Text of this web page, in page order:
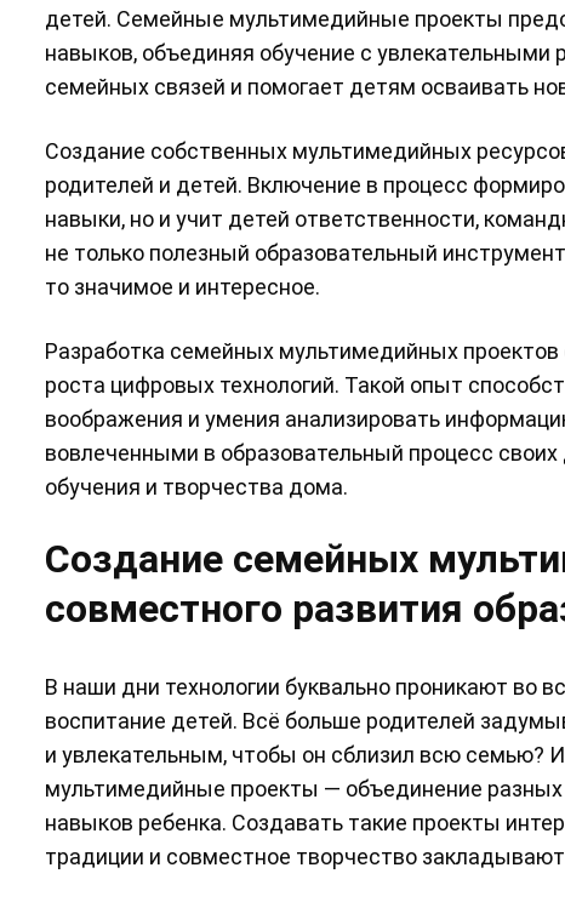
детей. Семейные мультимедийные проекты
навыков, объединяя обучение с
семейных связей и помогает детям осваивать
Создание собственных мультимедийных
родителей и детей. Включение в процесс
навыки, но и учит детей ответственности,
не только полезный образовательный
то значимое и интересное.
Разработка семейных мультимедийных проектов
роста цифровых технологий. Такой опыт
воображения и умения анализировать
вовлеченными в образовательный процесс
обучения и творчества дома.
Создание семейных
совместного развития
В наши дни технологии буквально проникают во
воспитание детей. Всё больше родителей
и увлекательным, чтобы он сблизил всю семью?
мультимедийные проекты — объединение
навыков ребенка. Создавать такие проекты
традиции и совместное творчество